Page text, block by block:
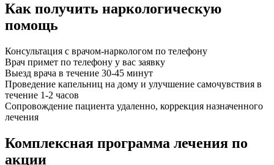
Как получить наркологическую
помощь
Консультация с врачом-наркологом по телефону
Врач примет по телефону у вас заявку
Выезд врача в течение 30-45 минут
Проведение капельниц на дому и улучшение самочувствия в
течение 1-2 часов
Сопровождение пациента удаленно, коррекция назначенного
лечения
Комплексная программа лечения по
акции